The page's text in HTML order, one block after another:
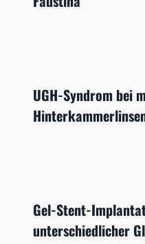
UGH-Syndrom bei
Gel-Stent-
unterschiedlicher